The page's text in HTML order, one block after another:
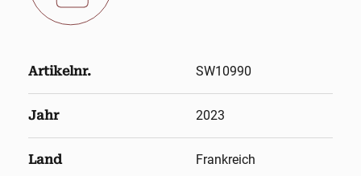
Artikelnr. SW10990
Jahr 2023
Land Frankreich